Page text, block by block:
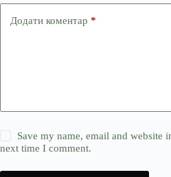
Додати коментар *
Save my name, email and website
next time I comment.